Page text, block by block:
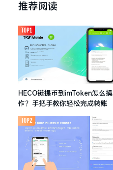
推荐阅读
HECO链提币到imToken怎么操
作？手把手教你轻松完成转账
TOP1
TOP2